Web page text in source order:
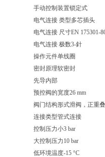
手动控制装置锁定式
电气连接 类型多芯插头
电气连接 尺寸EN 175301-
电气连接 极数3-針
操作元件单线圈
密封原理软密封
先导内部
预控阀的宽度26 mm
阀门结构形式滑阀，正重叠
连接类型管式连接
控制压力小3 bar
大控制压力10 bar
低环境温度-15 °C